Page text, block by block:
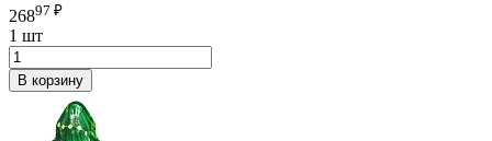
26897 ₽
1 шт
В корзину